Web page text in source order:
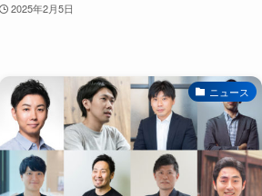
2025年2月5日
ニュース